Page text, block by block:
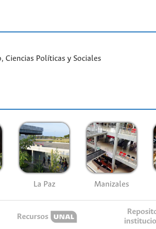
Ciencias Políticas y Sociales
La Paz Manizales
Recursos